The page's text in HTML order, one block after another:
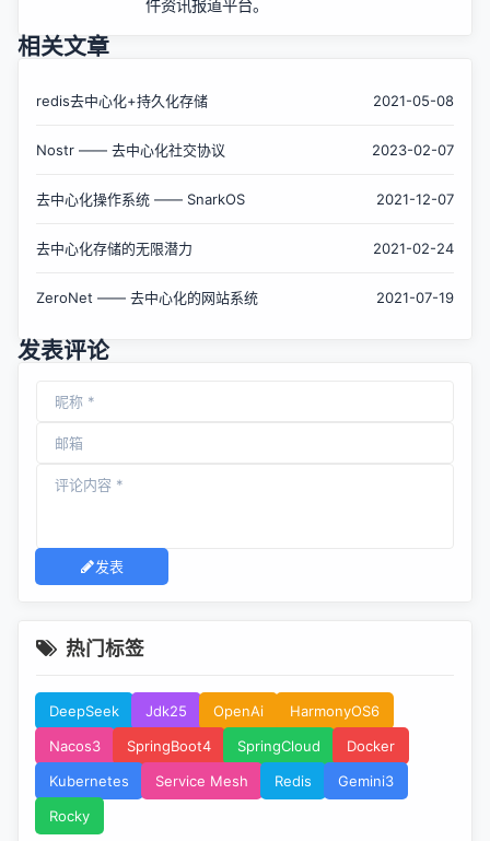
件资讯报道平台。
相关文章
redis去中心化+持久化存储 2021-05-08
Nostr —— 去中心化社交协议 2023-02-07
去中心化操作系统 —— SnarkOS 2021-12-07
去中心化存储的无限潜力 2021-02-24
ZeroNet —— 去中心化的网站系统 2021-07-19
发表评论
发表
热门标签
DeepSeek Jdk25 OpenAi
HarmonyOS6
Nacos3
SpringBoot4 SpringCloud
Docker
Kubernetes
Service Mesh Redis
Gemini3
Rocky